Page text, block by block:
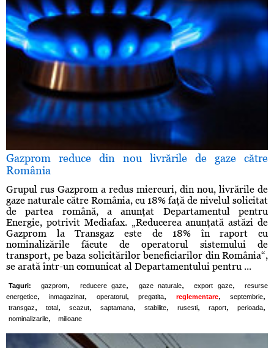
Gazprom reduce din nou livrările de gaze către
România
Grupul rus Gazprom a redus miercuri, din nou, livrările de
gaze naturale către România, cu 18% faţă de nivelul solicitat
de partea română, a anunţat Departamentul pentru
Energie, potrivit Mediafax. „Reducerea anunţată astăzi de
Gazprom la Transgaz este de 18% în raport cu
nominalizările făcute de operatorul sistemului de
transport, pe baza solicitărilor beneficiarilor din România“,
se arată într-un comunicat al Departamentului pentru ...
Taguri: gazprom, reducere gaze, gaze naturale, export gaze,
resurse
energetice, inmagazinat, operatorul, pregatita, reglementare, septembrie,
transgaz, total , scazut, saptamana, stabilite, rusesti, raport, perioada,
nominalizarile, milioane